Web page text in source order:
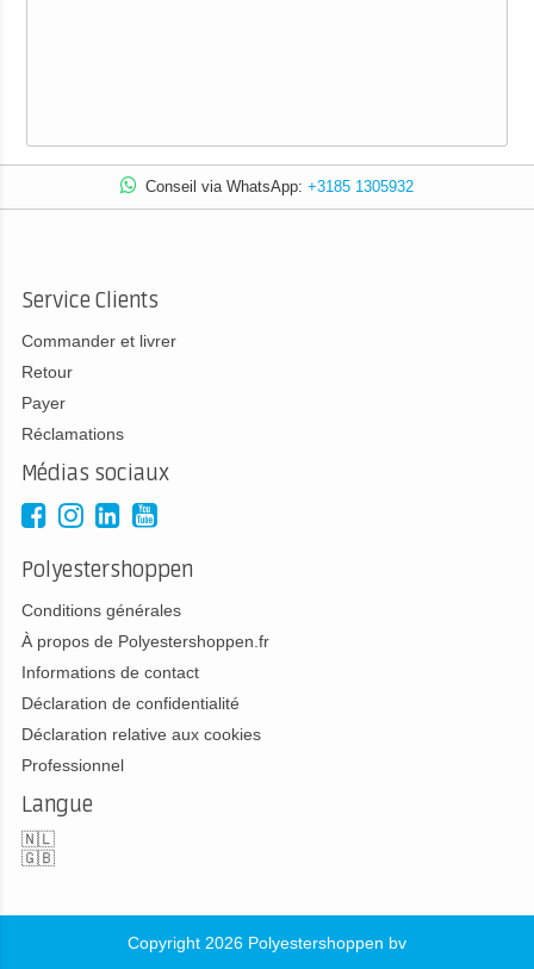
Conseil via WhatsApp: +3185 1305932
Service Clients
Commander et livrer
Retour
Payer
Réclamations
Médias sociaux
Polyestershoppen
Conditions générales
À propos de Polyestershoppen.fr
Informations de contact
Déclaration de confidentialité
Déclaration relative aux cookies
Professionnel
Langue
🇳🇱
🇬🇧
Copyright 2026 Polyestershoppen bv